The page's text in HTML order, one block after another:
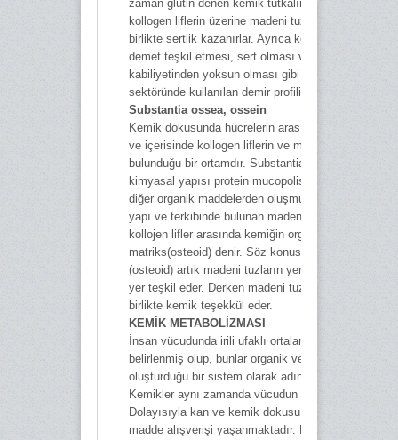
zaman glutin denen kemik tutkalını verirler. Bu
kollogen liflerin üzerine madeni tuzların oturmasıyla
birlikte sertlik kazanırlar. Ayrıca kollogen liflerin
demet teşkil etmesi, sert olması ve uzamak
kabiliyetinden yoksun olması gibi özellikler inşaat
sektöründe kullanılan demir profilini hatırlatmaktadır.
Substantia ossea, ossein
Kemik dokusunda hücrelerin arasındaki sahaları
ve içerisinde kollogen liflerin ve madeni tuzların
bulunduğu bir ortamdır. Substantia ossea(ossein)
kimyasal yapısı protein mucopolisakkarit
diğer organik maddelerden oluşmuştur. Substantia
yapı ve terkibinde bulunan madeni tuzlar dışında
kollojen lifler arasında kemiğin organik maddesine
matriks(osteoid) denir. Söz konusu bu kemik yatağı
(osteoid) artık madeni tuzların yerleşmesine de
yer teşkil eder. Derken madeni tuzların yerleşmesi
birlikte kemik teşekkül eder.
KEMİK METABOLİZMASI
İnsan vücudunda irili ufaklı ortalama 213 adet kemik
belirlenmiş olup, bunlar organik ve inorganik
oluşturduğu bir sistem olarak adından söz ettirirler.
Kemikler aynı zamanda vücudun kalsiyum
Dolayısıyla kan ve kemik dokusu arasında devamlı
madde alışverişi yaşanmaktadır. Mesela kemikler